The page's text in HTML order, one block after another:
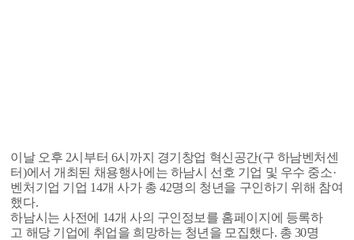
이날 오후 2시부터 6시까지 경기창업 혁신공간(구 하남벤처센
터)에서 개최된 채용행사에는 하남시 선호 기업 및 우수 중소·
벤처기업 기업 14개 사가 총 42명의 청년을 구인하기 위해 참여
했다.
하남시는 사전에 14개 사의 구인정보를 홈페이지에 등록하
고 해당 기업에 취업을 희망하는 청년을 모집했다. 총 30명